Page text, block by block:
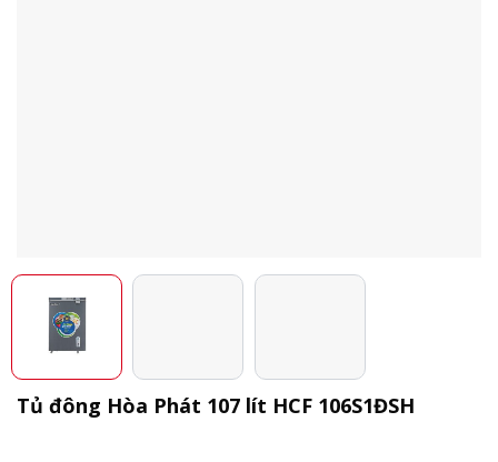
Tủ đông Hòa Phát 107 lít HCF 106S1ĐSH